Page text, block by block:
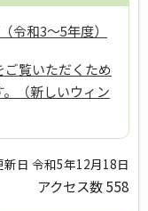
令和3～5年度）
ご覧いただくため
（新しいウィン
新日 令和5年12月18日
アクセス数558